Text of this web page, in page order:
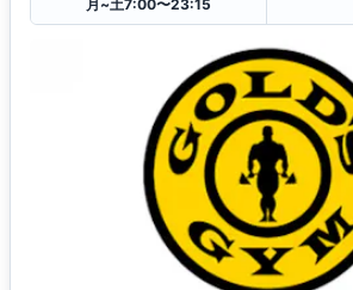
月~土7:00〜23:15